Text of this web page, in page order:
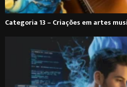
Categoria 13 – Criações em artes